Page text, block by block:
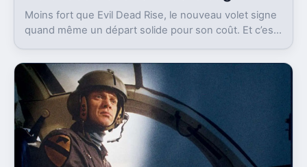
Moins fort que Evil Dead Rise, le nouveau volet signe
quand même un départ solide pour son coût. Et c’est